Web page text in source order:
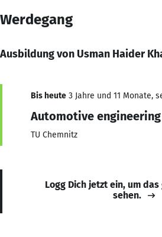
Werdegang
Ausbildung von Usman Haider
Bis heute 3 Jahre und 11 Monate,
Automotive engineering
TU Chemnitz
Logg Dich jetzt ein, um
sehen.